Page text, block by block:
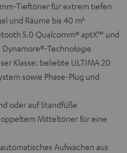
Tieftöner für extrem tiefen
und Räume bis 40 m²
5.0 Qualcomm® aptX™ und
Dynamore®-Technologie
Klasse: beliebte ULTIMA 20
sowie Phase-Plug und
oder auf Standfüße
Mitteltöner für eine
Aufwachen aus